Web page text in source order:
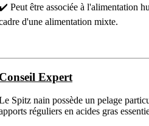
Peut être associée à l'alimentation
d'une alimentation mixte.
Expert
Spitz nain possède un pelage
réguliers en acides gras